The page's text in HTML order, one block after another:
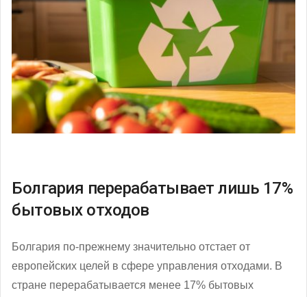
Болгария перерабатывает лишь 17%
бытовых отходов
Болгария по-прежнему значительно отстает от
европейских целей в сфере управления отходами. В
стране перерабатывается менее 17% бытовых